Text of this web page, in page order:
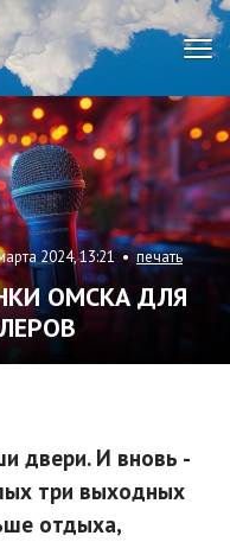
2024, 13:21 •печать
ОМСКА ДЛЯ
двери. И вновь -
три выходных
отдыха,